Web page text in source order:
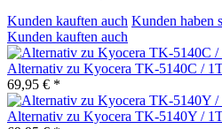
Kunden kauften auch Kunden haben
Kunden kauften auch
Alternativ zu Kyocera TK-5140C /
69,95 € *
Alternativ zu Kyocera TK-5140Y /